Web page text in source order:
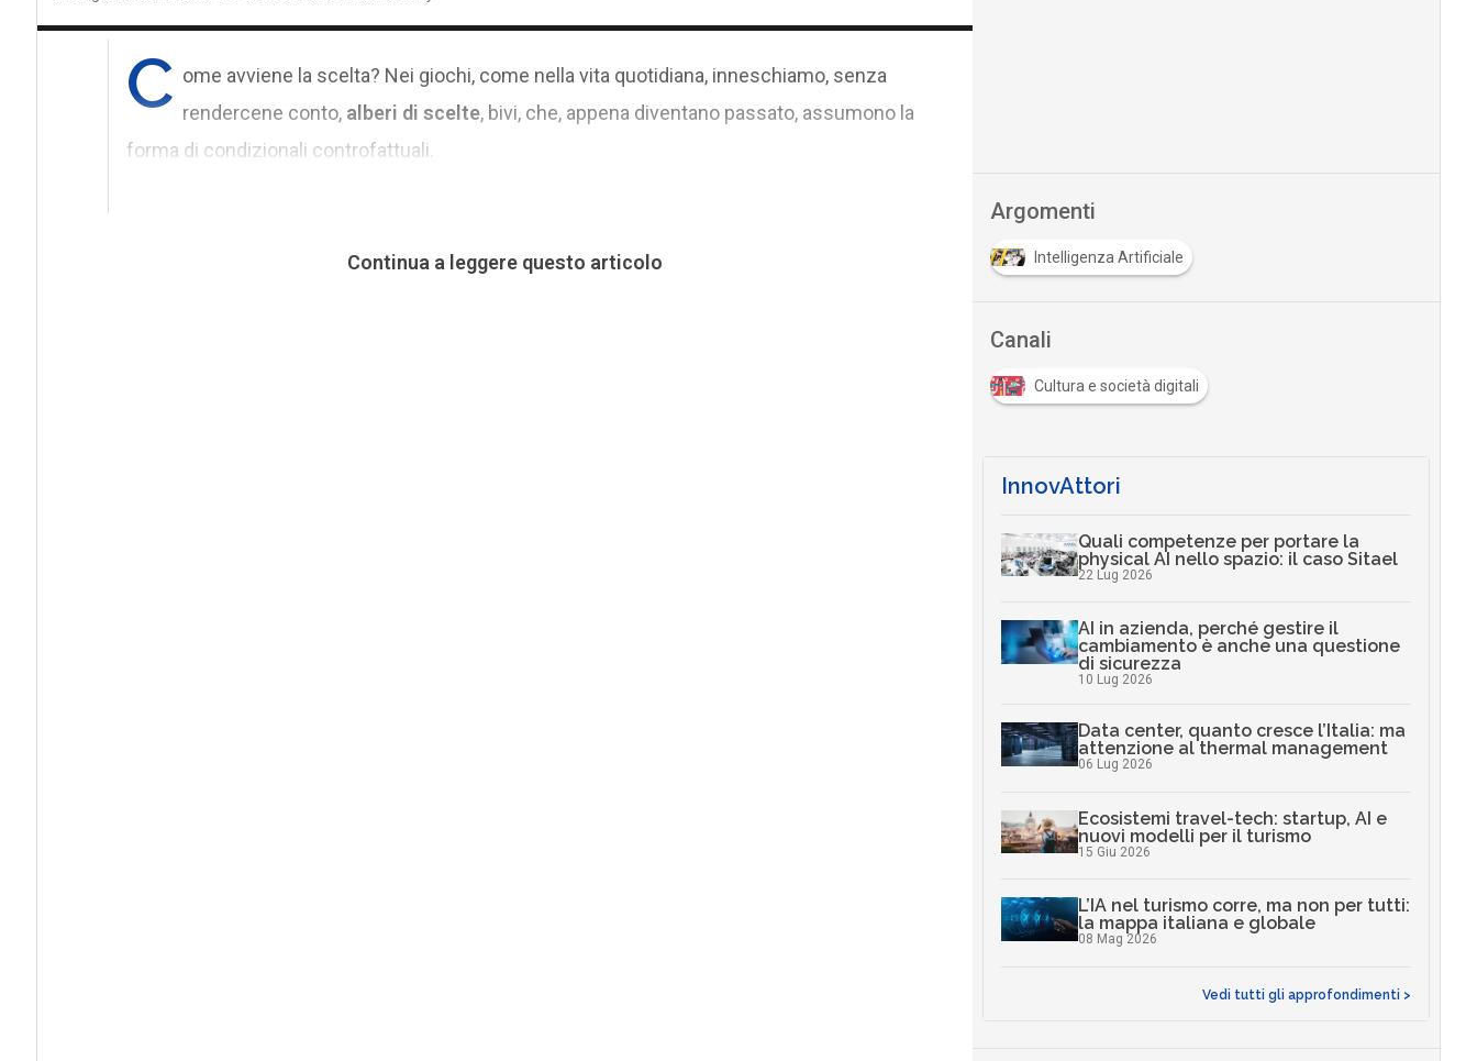
C ome avviene la scelta? Nei giochi, come nella vita quotidiana, inneschiamo, senza
rendercene conto, alberi di scelte, bivi, che, appena diventano passato, assumono la
forma di condizionali controfattuali.
Continua a leggere questo articolo
Argomenti
Intelligenza Artificiale
Canali
Cultura e società digitali
InnovAttori
Quali competenze per portare la
physical AI nello spazio: il caso Sitael
22 Lug 2026
AI in azienda, perché gestire il
cambiamento è anche una questione
di sicurezza
10 Lug 2026
Data center, quanto cresce l’Italia: ma
attenzione al thermal management
06 Lug 2026
Ecosistemi travel-tech: startup, AI e
nuovi modelli per il turismo
15 Giu 2026
L’IA nel turismo corre, ma non per tutti:
la mappa italiana e globale
08 Mag 2026
Vedi tutti gli approfondimenti >